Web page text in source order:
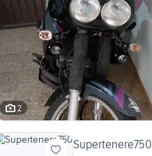
2
Supertenere750